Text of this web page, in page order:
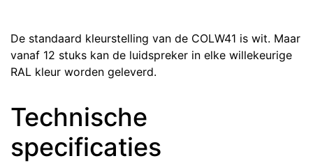
De standaard kleurstelling van de COLW41 is wit. Maar
vanaf 12 stuks kan de luidspreker in elke willekeurige
RAL kleur worden geleverd.
Technische
specificaties